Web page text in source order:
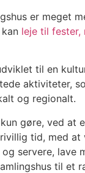
er meget
leje til fester,
til en
aktiviteter,
og regionalt.
gøre, ved at
tid, med at
servere, lave
til et